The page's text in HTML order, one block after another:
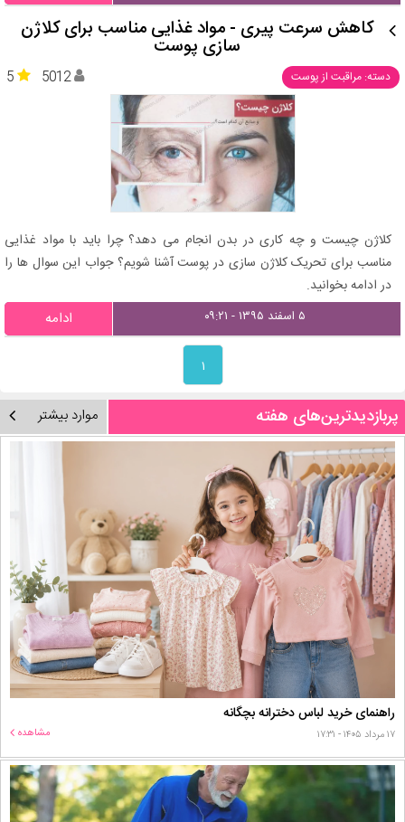
کاهش سرعت پیری - مواد غذایی مناسب برای کلاژن
سازی پوست
دسته: مراقبت از پوست 5 5012
کلاژن چیست و چه کاری در بدن انجام می دهد؟ چرا باید با مواد غذایی
مناسب برای تحریک کلاژن سازی در پوست آشنا شویم؟ جواب این سوال ها را
در ادامه بخوانید.
۵ اسفند ۱۳۹۵ - ۰۹:۲۱ ادامه
۱
پربازدیدترین‌های هفته موارد بیشتر
راهنمای خرید لباس دخترانه بچگانه
۱۷ مرداد ۱۴۰۵ - ۱۷:۳۱ مشاهده